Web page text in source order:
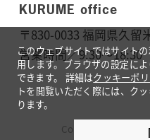
KURUME office
〒830-0033 福岡県久留
営業時間／9:30〜18:30
Copyright ©
このウェブサイトではサイト
用します。ブラウザの設定に
できます。
詳細はクッキーポ
トを閲覧いただく際には、ク
ります。